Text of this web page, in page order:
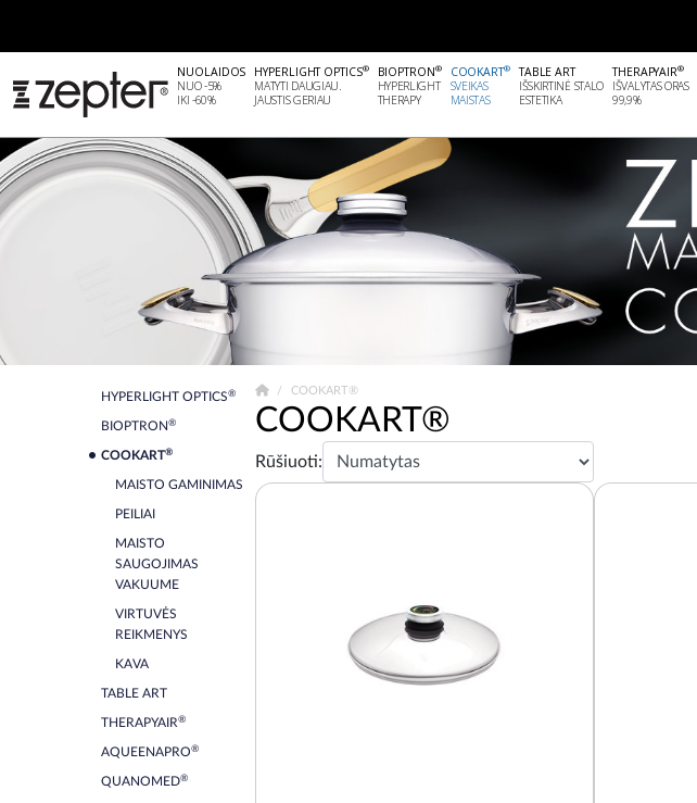
NUOLAIDOS
NUO -5%
IKI -60%
HYPERLIGHT OPTICS®
MATYTI DAUGIAU.
JAUSTIS GERIAU
BIOPTRON®
HYPERLIGHT
THERAPY
COOKART®
SVEIKAS
MAISTAS
TABLE ART
IŠSKIRTINĖ STALO
ESTETIKA
THERAPYAIR®
IŠVALYTAS ORAS
99,9%
HYPERLIGHT OPTICS®
BIOPTRON®
COOKART®
MAISTO GAMINIMAS
PEILIAI
MAISTO
SAUGOJIMAS
VAKUUME
VIRTUVĖS
REIKMENYS
KAVA
TABLE ART
THERAPYAIR®
AQUEENAPRO®
QUANOMED®
COOKART®
COOKART®
Rūšiuoti: